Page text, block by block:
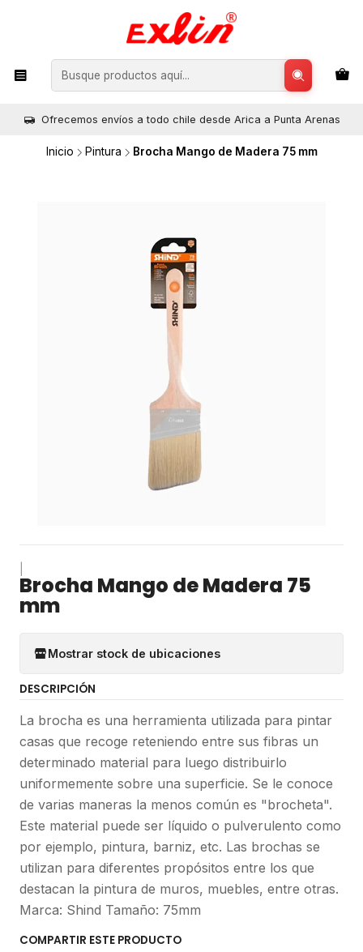
Ofrecemos envíos a todo chile desde Arica a Punta Arenas
Inicio Pintura Brocha Mango de Madera 75 mm
Brocha Mango de Madera 75
mm
Mostrar stock de ubicaciones
DESCRIPCIÓN
La brocha es una herramienta utilizada para pintar
casas que recoge reteniendo entre sus fibras un
determinado material para luego distribuirlo
uniformemente sobre una superficie. Se le conoce
de varias maneras la menos común es "brocheta".
Este material puede ser líquido o pulverulento como
por ejemplo, pintura, barniz, etc. Las brochas se
utilizan para diferentes propósitos entre los que
destacan la pintura de muros, muebles, entre otras.
Marca: Shind Tamaño: 75mm
COMPARTIR ESTE PRODUCTO